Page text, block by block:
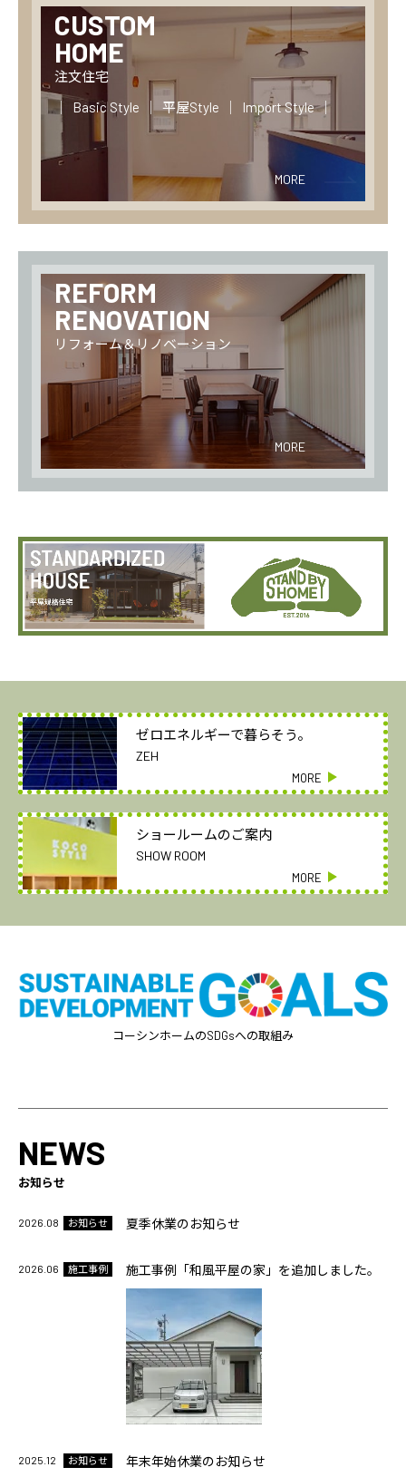
CUSTOM
HOME
注文住宅
Basic Style
平屋Style Import Style
MORE
REFORM
RENOVATION
リフォーム＆リノベーション
MORE
ゼロエネルギーで暮らそう。
ZEH
ショールームのご案内
SHOW ROOM
コーシンホームのSDGsへの取組み
NEWS
お知らせ
2026.08 お知らせ 夏季休業のお知らせ
2026.06 施工事例 施工事例「和風平屋の家」を追加しました。
2025.12 お知らせ 年末年始休業のお知らせ